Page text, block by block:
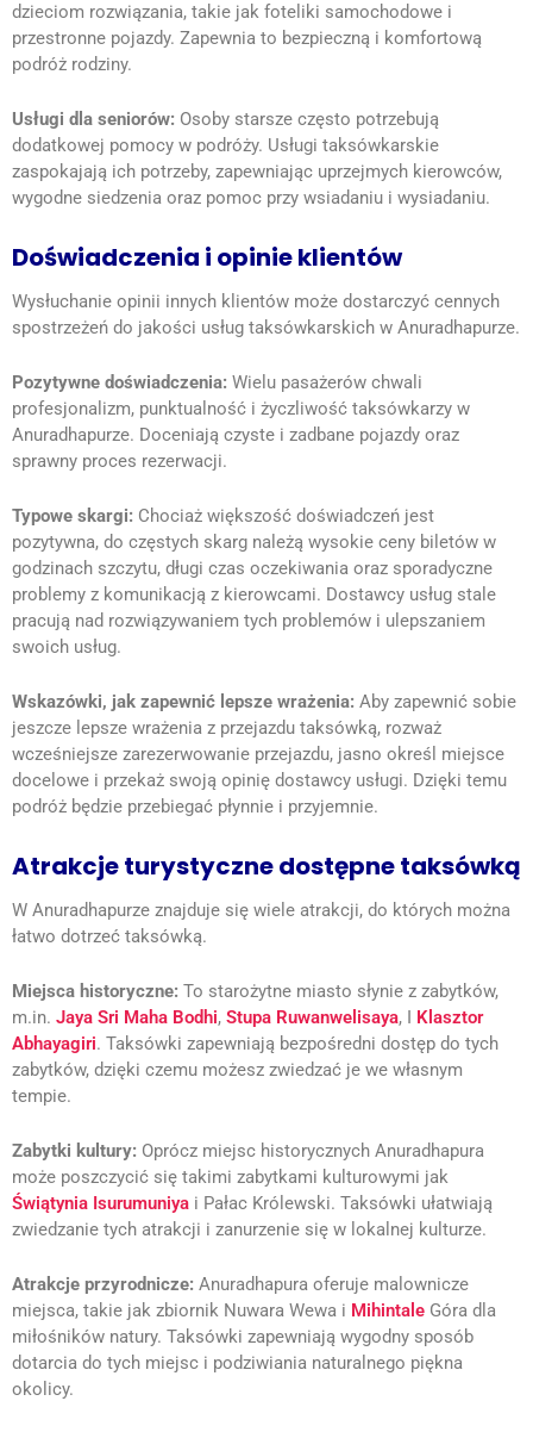
dzieciom rozwiązania, takie jak foteliki samochodowe i
przestronne pojazdy. Zapewnia to bezpieczną i komfortową
podróż rodziny.
Usługi dla seniorów: Osoby starsze często potrzebują
dodatkowej pomocy w podróży. Usługi taksówkarskie
zaspokajają ich potrzeby, zapewniając uprzejmych kierowców,
wygodne siedzenia oraz pomoc przy wsiadaniu i wysiadaniu.
Doświadczenia i opinie klientów
Wysłuchanie opinii innych klientów może dostarczyć cennych
spostrzeżeń do jakości usług taksówkarskich w Anuradhapurze.
Pozytywne doświadczenia: Wielu pasażerów chwali
profesjonalizm, punktualność i życzliwość taksówkarzy w
Anuradhapurze. Doceniają czyste i zadbane pojazdy oraz
sprawny proces rezerwacji.
Typowe skargi: Chociaż większość doświadczeń jest
pozytywna, do częstych skarg należą wysokie ceny biletów w
godzinach szczytu, długi czas oczekiwania oraz sporadyczne
problemy z komunikacją z kierowcami. Dostawcy usług stale
pracują nad rozwiązywaniem tych problemów i ulepszaniem
swoich usług.
Wskazówki, jak zapewnić lepsze wrażenia: Aby zapewnić sobie
jeszcze lepsze wrażenia z przejazdu taksówką, rozważ
wcześniejsze zarezerwowanie przejazdu, jasno określ miejsce
docelowe i przekaż swoją opinię dostawcy usługi. Dzięki temu
podróż będzie przebiegać płynnie i przyjemnie.
Atrakcje turystyczne dostępne taksówką
W Anuradhapurze znajduje się wiele atrakcji, do których można
łatwo dotrzeć taksówką.
Miejsca historyczne: To starożytne miasto słynie z zabytków,
m.in. Jaya Sri Maha Bodhi, Stupa Ruwanwelisaya, I
Klasztor
Abhayagiri. Taksówki zapewniają bezpośredni dostęp do tych
zabytków, dzięki czemu możesz zwiedzać je we własnym
tempie.
Zabytki kultury: Oprócz miejsc historycznych Anuradhapura
może poszczycić się takimi zabytkami kulturowymi jak
Świątynia Isurumuniya i Pałac Królewski. Taksówki ułatwiają
zwiedzanie tych atrakcji i zanurzenie się w lokalnej kulturze.
Atrakcje przyrodnicze: Anuradhapura oferuje malownicze
miejsca, takie jak zbiornik Nuwara Wewa i Mihintale Góra dla
miłośników natury. Taksówki zapewniają wygodny sposób
dotarcia do tych miejsc i podziwiania naturalnego piękna
okolicy.